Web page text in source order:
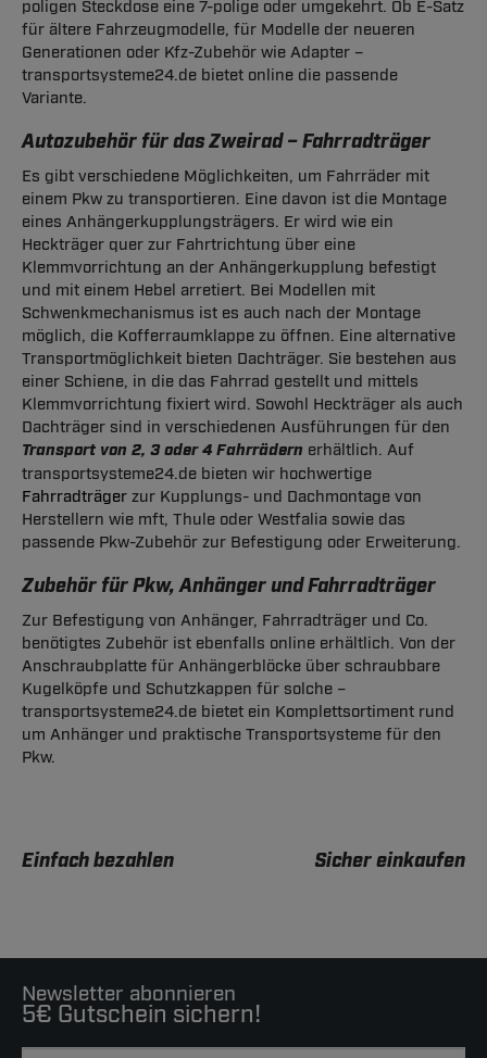
poligen Steckdose eine 7-polige oder umgekehrt. Ob E-Satz
für ältere Fahrzeugmodelle, für Modelle der neueren
Generationen oder Kfz-Zubehör wie Adapter –
transportsysteme24.de bietet online die passende
Variante.
Autozubehör für das Zweirad – Fahrradträger
Es gibt verschiedene Möglichkeiten, um Fahrräder mit
einem Pkw zu transportieren. Eine davon ist die Montage
eines Anhängerkupplungsträgers. Er wird wie ein
Heckträger quer zur Fahrtrichtung über eine
Klemmvorrichtung an der Anhängerkupplung befestigt
und mit einem Hebel arretiert. Bei Modellen mit
Schwenkmechanismus ist es auch nach der Montage
möglich, die Kofferraumklappe zu öffnen. Eine alternative
Transportmöglichkeit bieten Dachträger. Sie bestehen aus
einer Schiene, in die das Fahrrad gestellt und mittels
Klemmvorrichtung fixiert wird. Sowohl Heckträger als auch
Dachträger sind in verschiedenen Ausführungen für den
Transport von 2, 3 oder 4 Fahrrädern erhältlich. Auf
transportsysteme24.de bieten wir hochwertige
Fahrradträger zur Kupplungs- und Dachmontage von
Herstellern wie mft, Thule oder Westfalia sowie das
passende Pkw-Zubehör zur Befestigung oder Erweiterung.
Zubehör für Pkw, Anhänger und Fahrradträger
Zur Befestigung von Anhänger, Fahrradträger und Co.
benötigtes Zubehör ist ebenfalls online erhältlich. Von der
Anschraubplatte für Anhängerblöcke über schraubbare
Kugelköpfe und Schutzkappen für solche –
transportsysteme24.de bietet ein Komplettsortiment rund
um Anhänger und praktische Transportsysteme für den
Pkw.
Einfach bezahlen Sicher einkaufen
Newsletter abonnieren
5€ Gutschein sichern!